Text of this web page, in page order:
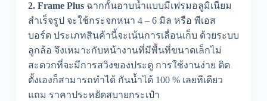
2. Frame Plusฉากกั้นอาบน้ำแบบมีเฟรมอลูมิเนียม
สำเร็จรูป จะใช้กระจกหนา 4 – 6 มิล หรือ พีเอส
บอร์ด ประเภทสินค้านี้จะเน้นการเลื่อนเก็บ ด้วยระบบ
ลูกล้อ จึงเหมาะกับหน้างานที่มีพื้นที่ขนาดเล็กไม่
สะดวกที่จะมีการสวิงของประตู การใช้งานง่าย ติด
ตั้งเองก็สามารถทำได้ กันน้ำได้ 100 % เลยทีเดียว
แถม ราคาประหยัดสบายกระเป๋า